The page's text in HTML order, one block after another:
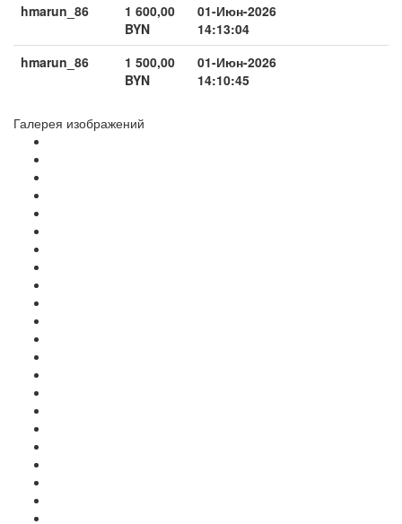
hmarun_86
1 600,00
BYN
01-Июн-2026
14:13:04
hmarun_86
1 500,00
BYN
01-Июн-2026
14:10:45
Галерея изображений